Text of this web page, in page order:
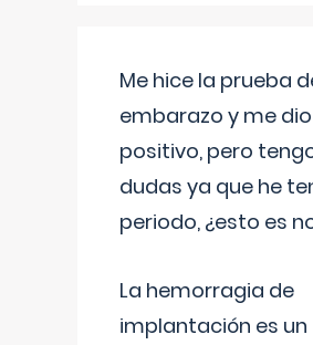
Me hice la prueba
embarazo y me dio
positivo, pero
dudas ya que he
periodo, ¿esto es
La hemorragia de
implantación es un